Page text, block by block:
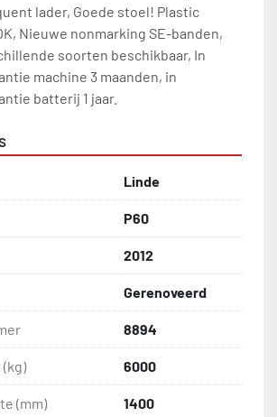
lader, Goede stoel! Plastic
Nieuwe nonmarking SE-banden,
soorten beschikbaar, In
machine 3 maanden, in
batterij 1 jaar.
Linde
P60
2012
Gerenoveerd
8894
6000
(mm) 1400